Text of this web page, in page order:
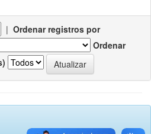
| Ordenar registros por
Ordenar